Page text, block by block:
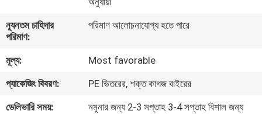
কারখানা
পরিদর্শন
গুণমান
নিয়ন্ত্রণ
ন্যূনতম চাহিদার
পরিমাণ:
পরিমাণ আলোচনাযোগ্য হতে পারে
মূল্য:
Most favorable
প্যাকেজিং বিবরণ:
PE ভিতরের, শক্ত কাগজ বাইরের
ডেলিভারি সময়:
নমুনার জন্য 2-3 সপ্তাহ 3-4 সপ্তাহ বিশাল জন্য